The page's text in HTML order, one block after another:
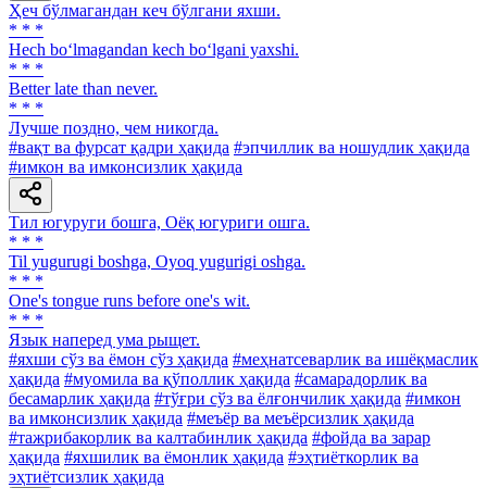
Ҳеч бўлмагандан кеч бўлгани яхши.
* * *
Hech bo‘lmagandan kech bo‘lgani yaxshi.
* * *
Better late than never.
* * *
Лучше поздно, чем никогда.
#вақт ва фурсат қадри ҳақида #эпчиллик ва ношудлик ҳақида
#имкон ва имконсизлик ҳақида
Тил югуруги бошга, Оёқ югуриги ошга.
* * *
Til yugurugi boshga, Oyoq yugurigi oshga.
* * *
One's tongue runs before one's wit.
* * *
Язык наперед ума рыщет.
#яхши сўз ва ёмон сўз ҳақида #меҳнатсеварлик ва ишёқмаслик
ҳақида #муомила ва қўполлик ҳақида #самарадорлик ва
бесамарлик ҳақида #тўғри сўз ва ёлғончилик ҳақида #имкон
ва имконсизлик ҳақида #меъёр ва меъёрсизлик ҳақида
#тажрибакорлик ва калтабинлик ҳақида #фойда ва зарар
ҳақида #яхшилик ва ёмонлик ҳақида #эҳтиёткорлик ва
эҳтиётсизлик ҳақида